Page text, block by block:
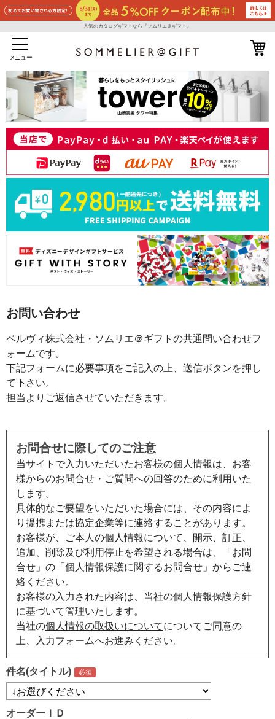
人気のカタログギフトなら『ソムリエ＠ギフト』
メニュー
お問い合わせ
ベルヴィ株式会社・ソムリエ＠ギフトの共通問い合わせフ
ォームです。
下記フォームに必要事項をご記入の上、送信ボタンを押し
て下さい。
担当よりご返信させていただきます。
お問合せに際してのご注意
当サイトで入力いただいたお客様の個人情報は、お客
様からのお問合せ・ご質問への回答のために利用いた
します。
具体的なご要望をいただいた場合には、その内容によ
り提携または協定企業等に連絡することがあります。
お客様が、ご本人の個人情報について、開示、訂正、
追加、削除及び利用停止を希望される場合は、「お問
合せ」の「個人情報保護に関するお問合せ」からご連
絡ください。
お客様の入力された内容は、当社の個人情報保護方針
に基づいて管理いたします。
当社の個人情報の取扱いについてについてご同意の
上、入力フォームへお進みください。
件名(タイトル)
オーダーＩＤ